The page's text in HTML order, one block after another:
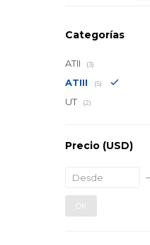
Categorías
ATII (3)
ATIII (5)
UT (2)
Precio (USD)
OK